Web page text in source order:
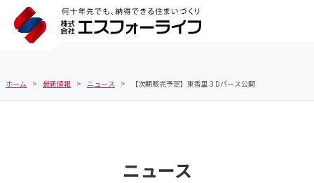
ホーム 最新情報 ニュース 【次期販売予定】東香里３Dパース公開
ニュース